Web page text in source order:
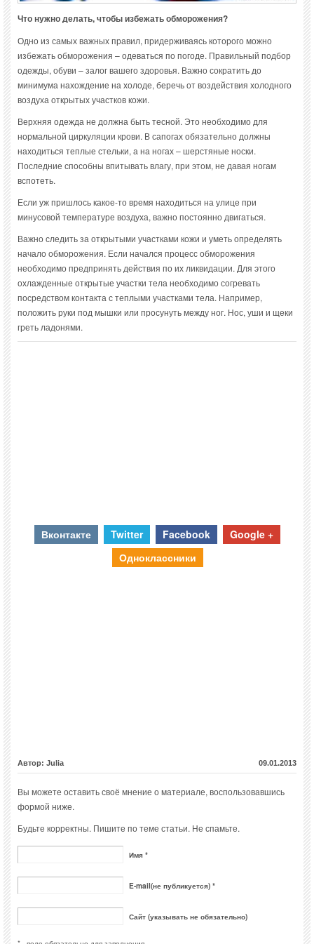
Что нужно делать, чтобы избежать обморожения?
Одно из самых важных правил, придерживаясь которого можно
избежать обморожения – одеваться по погоде. Правильный подбор
одежды, обуви – залог вашего здоровья. Важно сократить до
минимума нахождение на холоде, беречь от воздействия холодного
воздуха открытых участков кожи.
Верхняя одежда не должна быть тесной. Это необходимо для
нормальной циркуляции крови. В сапогах обязательно должны
находиться теплые стельки, а на ногах – шерстяные носки.
Последние способны впитывать влагу, при этом, не давая ногам
вспотеть.
Если уж пришлось какое-то время находиться на улице при
минусовой температуре воздуха, важно постоянно двигаться.
Важно следить за открытыми участками кожи и уметь определять
начало обморожения. Если начался процесс обморожения
необходимо предпринять действия по их ликвидации. Для этого
охлажденные открытые участки тела необходимо согревать
посредством контакта с теплыми участками тела. Например,
положить руки под мышки или просунуть между ног. Нос, уши и щеки
греть ладонями.
Вконтакте Twitter Facebook
Google +
Одноклассники
Автор: Julia 09.01.2013
Вы можете оставить своё мнение о материале, воспользовавшись
формой ниже.
Будьте корректны. Пишите по теме статьи. Не спамьте.
Имя *
E-mail(не публикуется) *
Сайт (указывать не обязательно)